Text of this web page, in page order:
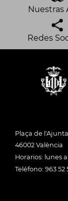
Nuestras
Redes
Plaça de
46002 València
Horarios: lunes
Teléfono: 963 52